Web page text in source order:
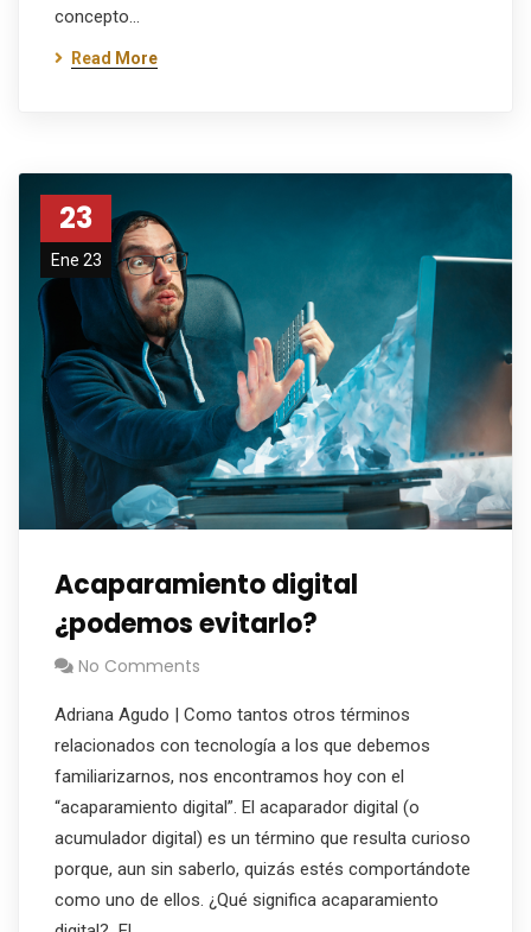
concepto…
Read More
23
Ene 23
Acaparamiento digital
¿podemos evitarlo?
No Comments
Adriana Agudo | Como tantos otros términos
relacionados con tecnología a los que debemos
familiarizarnos, nos encontramos hoy con el
“acaparamiento digital”. El acaparador digital (o
acumulador digital) es un término que resulta curioso
porque, aun sin saberlo, quizás estés comportándote
como uno de ellos. ¿Qué significa acaparamiento